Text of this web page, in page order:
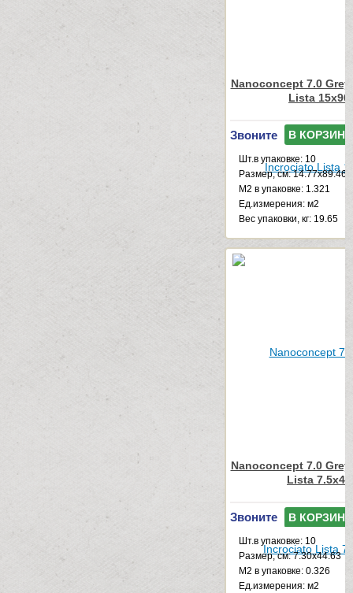
Nanoconcept 7.0
Lista 15x90
Звоните В КОРЗИНУ
Шт.в упаковке: 10
Размер, см: 14.77x89.46
М2 в упаковке: 1.321
Ед.измерения: м2
Веc упаковки, кг: 19.65
Nanoconcept 7.0
Lista 7.5x45
Звоните В КОРЗИНУ
Шт.в упаковке: 10
Размер, см: 7.30x44.63
М2 в упаковке: 0.326
Ед.измерения: м2